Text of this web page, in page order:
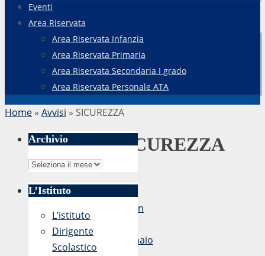
Eventi
Area Riservata
Area Riservata Infanzia
Area Riservata Primaria
Area Riservata Secondaria I grado
Area Riservata Personale ATA
Home » Avvisi » SICUREZZA
SICUREZZA
admin
Gennaio
Archivio
Archivio
L’Istituto
L’istituto
Dirigente
Scolastico